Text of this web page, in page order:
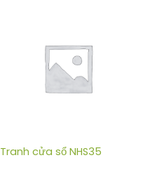
Tranh cửa sổ NHS35